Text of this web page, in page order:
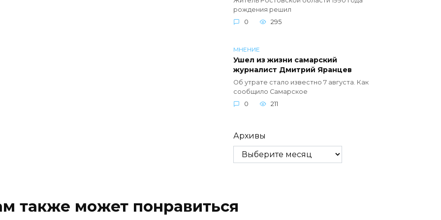
рождения решил
0
295
МНЕНИЕ
Ушел из жизни самарский
журналист Дмитрий Яранцев
Об утрате стало известно 7 августа. Как
сообщило Самарское
0
211
Архивы
также может понравиться